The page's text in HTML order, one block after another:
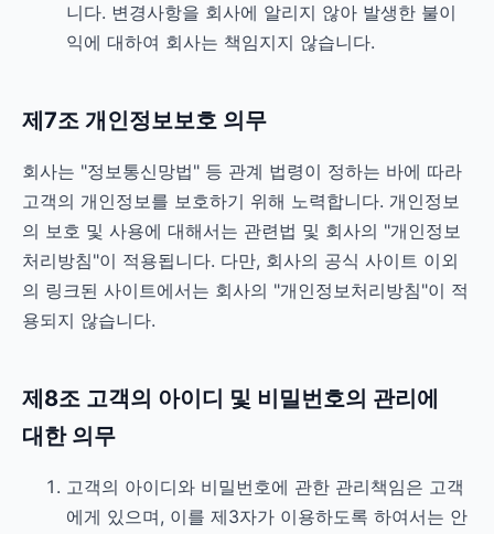
니다. 변경사항을 회사에 알리지 않아 발생한 불이
익에 대하여 회사는 책임지지 않습니다.
제7조 개인정보보호 의무
회사는 "정보통신망법" 등 관계 법령이 정하는 바에 따라
고객의 개인정보를 보호하기 위해 노력합니다. 개인정보
의 보호 및 사용에 대해서는 관련법 및 회사의 "개인정보
처리방침"이 적용됩니다. 다만, 회사의 공식 사이트 이외
의 링크된 사이트에서는 회사의 "개인정보처리방침"이 적
용되지 않습니다.
제8조 고객의 아이디 및 비밀번호의 관리에
대한 의무
고객의 아이디와 비밀번호에 관한 관리책임은 고객
에게 있으며, 이를 제3자가 이용하도록 하여서는 안